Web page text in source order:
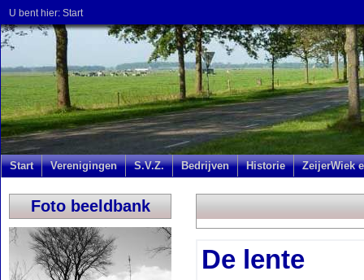
U bent hier: Start
Start Verenigingen S.V.Z. Bedrijven Historie ZeijerWiek
Foto beeldbank
De lente